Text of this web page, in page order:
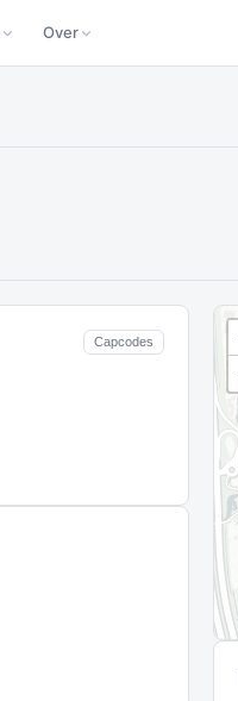
Over
Capcodes